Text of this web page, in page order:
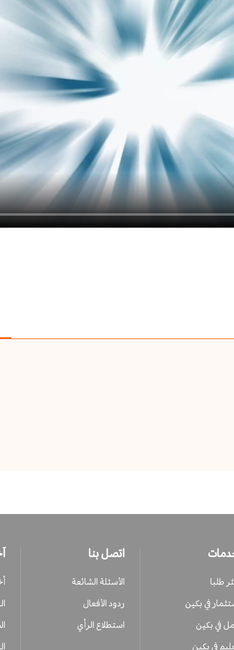
طلبا
في بكين
في بكين
في بكين
اتصل بنا
الأسئلة الشائعة
ردود الأفعال
استطلاع الرأي